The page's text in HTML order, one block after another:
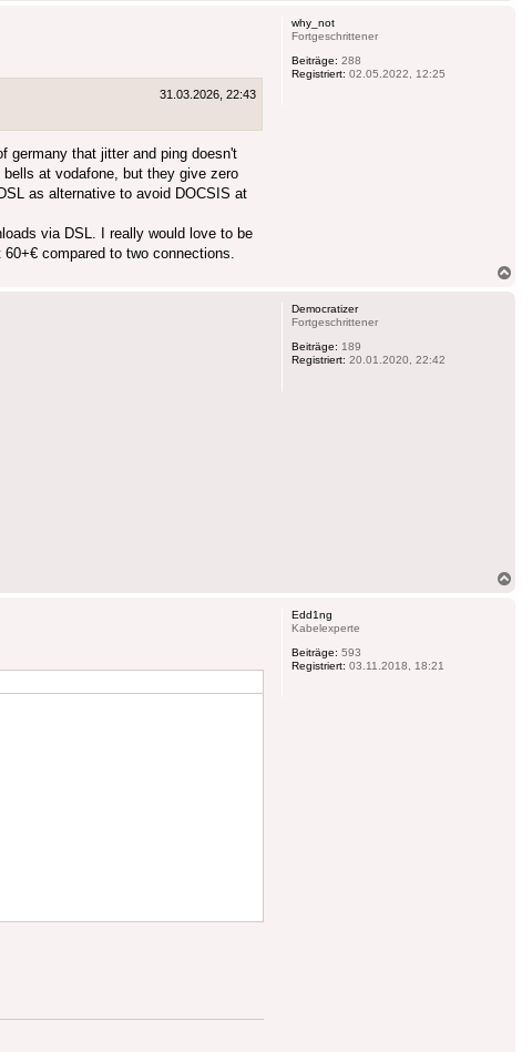
why_not
Fortgeschrittener
Beiträge: 288
Registriert: 02.05.2022, 12:25
31.03.2026, 22:43
germany that jitter and ping doesn't
at vodafone, but they give zero
as alternative to avoid DOCSIS at
via DSL. I really would love to be
compared to two connections.
Democratizer
Fortgeschrittener
Beiträge: 189
Registriert: 20.01.2020, 22:42
Edd1ng
Kabelexperte
Beiträge: 593
Registriert: 03.11.2018, 18:21